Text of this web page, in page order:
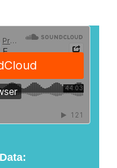
Data: